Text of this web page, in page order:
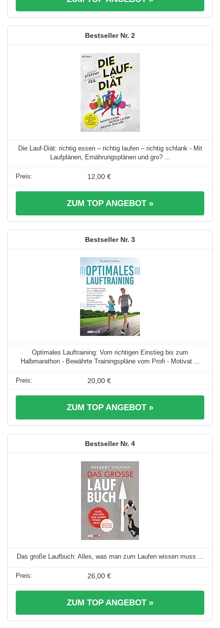
2
Die Lauf-Diät: richtig essen – richtig laufen – richtig schlank - Mit
Laufplänen, Ernährungsplänen und gro? ...
12,00 €
ZUM TOP ANGEBOT »
3
Optimales Lauftraining: Vom richtigen Einstieg bis zum
Halbmarathon - Bewährte Trainingspläne vom Profi - Motivat ...
20,00 €
ZUM TOP ANGEBOT »
4
Das große Laufbuch: Alles, was man zum Laufen wissen muss ...
26,00 €
ZUM TOP ANGEBOT »